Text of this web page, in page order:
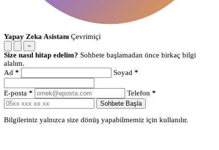
Yapay Zeka Asistanı Çevrimiçi
−
Size nasıl hitap edelim? Sohbete başlamadan önce birkaç bilgi
alalım.
Ad * Soyad *
E-posta * Telefon *
Sohbete Başla
Bilgileriniz yalnızca size dönüş yapabilmemiz için kullanılır.